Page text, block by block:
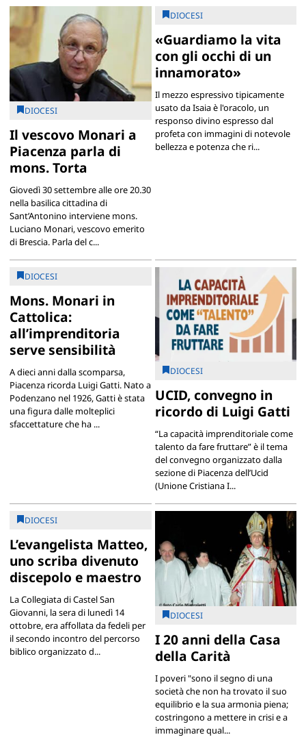
DIOCESI
Il vescovo Monari a
Piacenza parla di
mons. Torta
Giovedì 30 settembre alle ore 20.30
nella basilica cittadina di
Sant’Antonino interviene mons.
Luciano Monari, vescovo emerito
di Brescia. Parla del c...
DIOCESI
«Guardiamo la vita
con gli occhi di un
innamorato»
Il mezzo espressivo tipicamente
usato da Isaia è l'oracolo, un
responso divino espresso dal
profeta con immagini di notevole
bellezza e potenza che ri...
DIOCESI
Mons. Monari in
Cattolica:
all’imprenditoria
serve sensibilità
A dieci anni dalla scomparsa,
Piacenza ricorda Luigi Gatti. Nato a
Podenzano nel 1926, Gatti è stata
una figura dalle molteplici
sfaccettature che ha ...
DIOCESI
UCID, convegno in
ricordo di Luigi Gatti
“La capacità imprenditoriale come
talento da fare fruttare” è il tema
del convegno organizzato dalla
sezione di Piacenza dell’Ucid
(Unione Cristiana I...
DIOCESI
L’evangelista Matteo,
uno scriba divenuto
discepolo e maestro
La Collegiata di Castel San
Giovanni, la sera di lunedì 14
ottobre, era affollata da fedeli per
il secondo incontro del percorso
biblico organizzato d...
DIOCESI
I 20 anni della Casa
della Carità
I poveri "sono il segno di una
società che non ha trovato il suo
equilibrio e la sua armonia piena;
costringono a mettere in crisi e a
immaginare qual...